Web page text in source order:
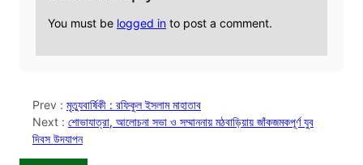
You must be logged in to post a comment.
Prev : মৃত্যুবার্ষিকী : রফিকুল ইসলাম মাহাতাব
Next : শোভাযাত্রা, আলোচনা সভা ও সম্মাননায় মঠবাড়িয়ায় জাঁকজমকপূর্ণ যুব
দিবস উদযাপন